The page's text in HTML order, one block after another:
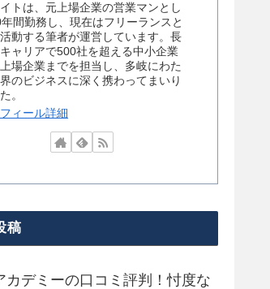
トは、元上場企業の営業マンとし
間勤務し、現在はフリーランスと
動する筆者が運営しています。長
ャリアで500社を超える中小企業
場企業までを担当し、多岐にわた
のビジネスに深く携わってまいり
。
ィール詳細
稿
カデミーの口コミ評判！忖度な